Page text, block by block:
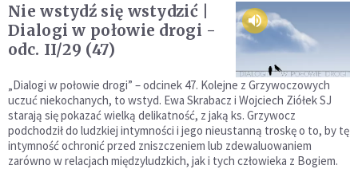
Nie wstydź się wstydzić |
Dialogi w połowie drogi -
odc. II/29 (47)
„Dialogi w połowie drogi” – odcinek 47. Kolejne z Grzywoczowych
uczuć niekochanych, to wstyd. Ewa Skrabacz i Wojciech Ziółek SJ
starają się pokazać wielką delikatność, z jaką ks. Grzywocz
podchodził do ludzkiej intymności i jego nieustanną troskę o to, by tę
intymność ochronić przed zniszczeniem lub zdewaluowaniem
zarówno w relacjach międzyludzkich, jak i tych człowieka z Bogiem.